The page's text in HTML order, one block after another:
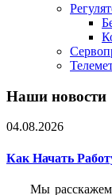
Наши новости
04.08.2026
Как Начать
Мы расскажем